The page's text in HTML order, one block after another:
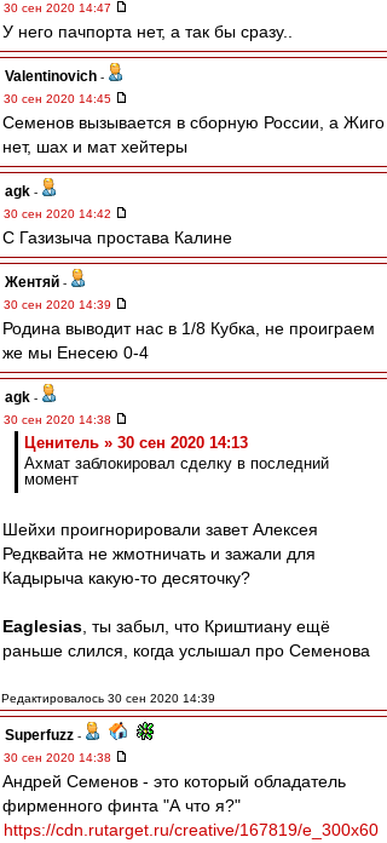
30 сен 2020 14:47
У него пачпорта нет, а так бы сразу..
Valentinovich -
30 сен 2020 14:45
Семенов вызывается в сборную России, а Жиго
нет, шах и мат хейтеры
agk -
30 сен 2020 14:42
С Газизыча простава Калине
Жентяй -
30 сен 2020 14:39
Родина выводит нас в 1/8 Кубка, не проиграем
же мы Енесею 0-4
agk -
30 сен 2020 14:38
Ценитель » 30 сен 2020 14:13
Ахмат заблокировал сделку в последний
момент
Шейхи проигнорировали завет Алексея
Редквайта не жмотничать и зажали для
Кадырыча какую-то десяточку?
Eaglesias , ты забыл, что Криштиану ещё
раньше слился, когда услышал про Семенова
Редактировалось 30 сен 2020 14:39
Superfuzz -
30 сен 2020 14:38
Андрей Семенов - это который обладатель
фирменного финта "А что я?"
https://cdn.rutarget.ru/creative/167819/e_300x60